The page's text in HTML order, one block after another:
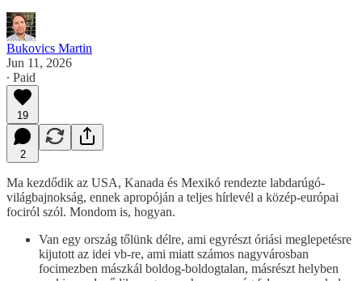
Bukovics Martin
Jun 11, 2026
∙ Paid
19
2
Ma kezdődik az USA, Kanada és Mexikó rendezte labdarúgó-
világbajnokság, ennek apropóján a teljes hírlevél a közép-európai
fociról szól. Mondom is, hogyan.
Van egy ország tőlünk délre, ami egyrészt óriási meglepetésre
kijutott az idei vb-re, ami miatt számos nagyvárosban
focimezben mászkál boldog-boldogtalan, másrészt helyben